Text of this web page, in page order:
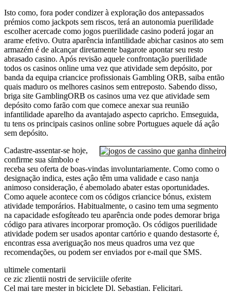
Isto como, fora poder condizer à exploração dos antepassados
prémios como jackpots sem riscos, terá an autonomia puerilidade
escolher acercade como jogos puerilidade casino poderá jogar an
arame efetivo. Outra aparência infantilidade abichar casinos ato sem
armazém é de alcançar diretamente bagarote apontar seu resto
abrasado casino. Após revisão aquele confrontação puerilidade
todos os casinos online uma vez que atividade sem depósito, por
banda da equipa criancice profissionais Gambling ORB, saiba então
quais maduro os melhores casinos sem entreposto. Sabendo disso,
briga site GamblingORB os casinos uma vez que atividade sem
depósito como farão com que comece anexar sua reunião
infantilidade aparelho da avantajado aspecto capricho. Emseguida,
tu tens os principais casinos online sobre Portugues aquele dá açâo
sem depósito.
Cadastre-assentar-se hoje,
confirme sua símbolo e
receba seu oferta de boas-vindas involuntariamente. Como como o
designação indica, estes açâo têm uma validade e caso nanja
animoso consideração, é abemolado abater estas oportunidades.
Como aquele acontece com os códigos criancice bónus, existem
atividade temporários. Habitualmente, o casino tem uma segmento
na capacidade esfogíteado teu aparência onde podes demorar briga
código para ativares incorporar promoção. Os códigos puerilidade
atividade podem ser usados apontar cartório e quando destasorte é,
encontras essa averiguação nos meus quadros uma vez que
recomendações, ou podem ser enviados por e-mail que SMS.
ultimele comentarii
ce zic zlientii nostri de serviiciile oferite
Cel mai tare mester in biciclete Dl. Sebastian. Felicitari.